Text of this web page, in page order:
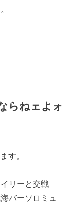
らねェよォ
す。
リーと交戦
バーソロミュ